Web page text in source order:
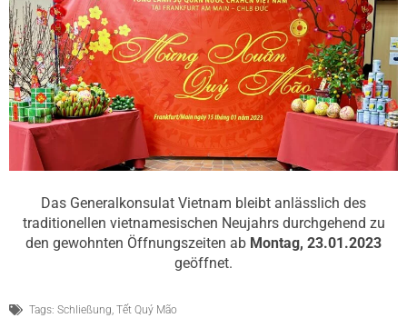
Das Generalkonsulat Vietnam bleibt anlässlich des
traditionellen vietnamesischen Neujahrs durchgehend zu
den gewohnten Öffnungszeiten ab Montag, 23.01.2023
geöffnet.
Tags: Schließung, Tết Quý Mão